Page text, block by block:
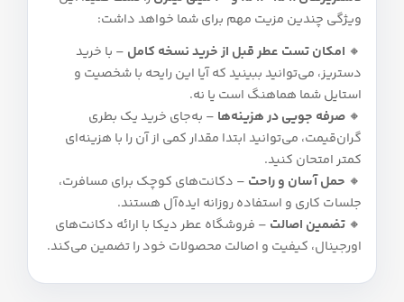
ویژگی چندین مزیت مهم برای شما خواهد داشت:
🔸 امکان تست عطر قبل از خرید نسخه کامل – با خرید
دستریز، می‌توانید ببینید که آیا این رایحه با شخصیت و
استایل شما هماهنگ است یا نه.
🔸 صرفه‌ جویی در هزینه‌ها – به‌جای خرید یک بطری
گران‌قیمت، می‌توانید ابتدا مقدار کمی از آن را با هزینه‌ای
کمتر امتحان کنید.
🔸 حمل آسان و راحت – دکانت‌های کوچک برای مسافرت،
جلسات کاری و استفاده روزانه ایده‌آل هستند.
🔸 تضمین اصالت – فروشگاه عطر دیکا با ارائه دکانت‌های
اورجینال، کیفیت و اصالت محصولات خود را تضمین می‌کند.